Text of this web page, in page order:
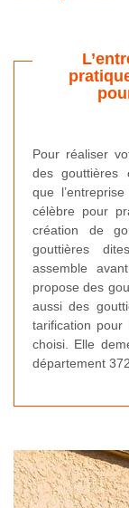
Pour réaliser
des gouttières
que
célèbre pour
création de
gouttières
assemble
propose des
aussi des
tarification
choisi. Elle
département